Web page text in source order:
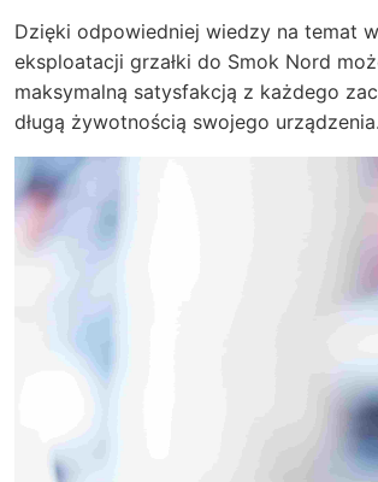
Dzięki odpowiedniej wiedzy na temat
eksploatacji grzałki do Smok Nord
maksymalną satysfakcją z każdego
długą żywotnością swojego urządzenia.